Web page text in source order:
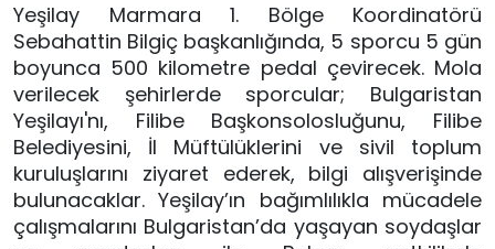
Yeşilay Marmara 1. Bölge Koordinatörü
Sebahattin Bilgiç başkanlığında, 5 sporcu 5 gün
boyunca 500 kilometre pedal çevirecek. Mola
verilecek şehirlerde sporcular; Bulgaristan
Yeşilayı'nı, Filibe Başkonsolosluğunu, Filibe
Belediyesini, İl Müftülüklerini ve sivil toplum
kuruluşlarını ziyaret ederek, bilgi alışverişinde
bulunacaklar. Yeşilay’ın bağımlılıkla mücadele
çalışmalarını Bulgaristan’da yaşayan soydaşlar